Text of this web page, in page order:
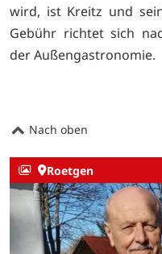
wird, ist Kreitz und
Gebühr richtet sich
der Außengastronomie.
Nach oben
Roetgen